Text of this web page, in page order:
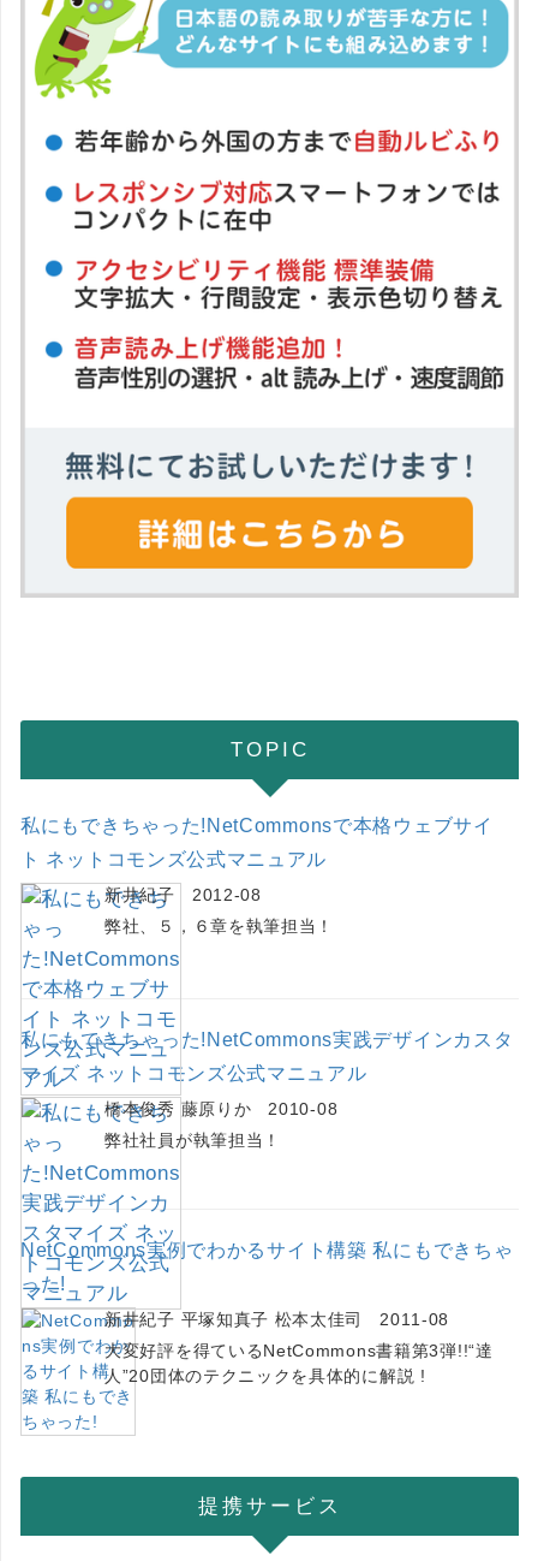
TOPIC
私にもできちゃった!NetCommonsで本格ウェブサイ
ト ネットコモンズ公式マニュアル
新井紀子 2012-08
弊社、５，６章を執筆担当！
私にもできちゃった!NetCommons実践デザインカスタ
マイズ ネットコモンズ公式マニュアル
橋本俊秀 藤原りか 2010-08
弊社社員が執筆担当！
NetCommons実例でわかるサイト構築 私にもできちゃ
った!
新井紀子 平塚知真子 松本太佳司 2011-08
大変好評を得ているNetCommons書籍第3弾!!“達
人”20団体のテクニックを具体的に解説 !
提携サービス